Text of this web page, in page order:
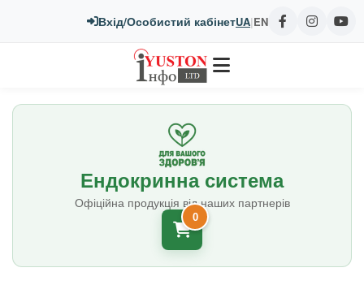
Вхід/Особистий кабінетUA|EN
Ендокринна система
Офіційна продукція від наших партнерів
0